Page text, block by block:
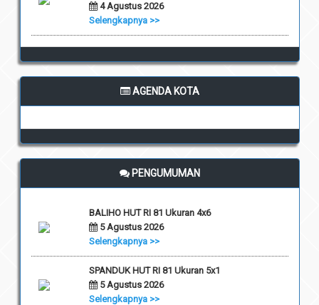
4 Agustus 2026
Selengkapnya >>
AGENDA KOTA
PENGUMUMAN
BALIHO HUT RI 81 Ukuran 4x6
5 Agustus 2026
Selengkapnya >>
SPANDUK HUT RI 81 Ukuran 5x1
5 Agustus 2026
Selengkapnya >>